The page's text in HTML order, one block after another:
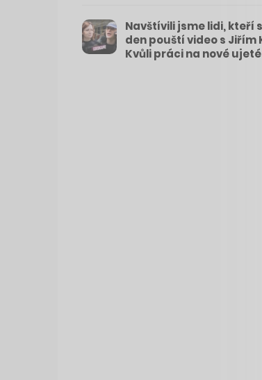
Navštívili jsme lidi, kteří
den pouští video s Jiřím
Kvůli práci na nové